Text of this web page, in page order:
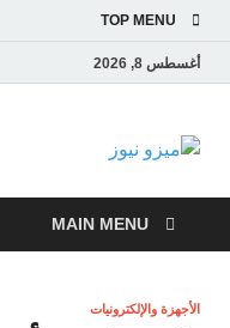
TOP MENU
أغسطس 8, 2026
ميزو
والاقتصادية
MAIN MENU
الأجهزة والإلكترونيات